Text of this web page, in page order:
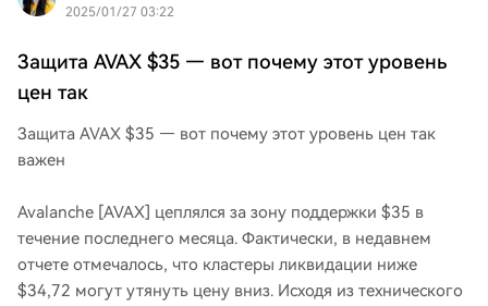
2025/01/27 03:22
Защита AVAX $35 — вот почему этот уровень
цен так
Защита AVAX $35 — вот почему этот уровень цен так
важен
Avalanche [AVAX] цеплялся за зону поддержки $35 в
течение последнего месяца. Фактически, в недавнем
отчете отмечалось, что кластеры ликвидации ниже
$34,72 могут утянуть цену вниз. Исходя из технического